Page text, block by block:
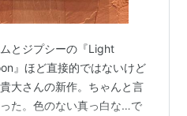
とジプシーの『Light
』ほど直接的ではないけど
大さんの新作。ちゃんと言
た。色のない真っ白な…で